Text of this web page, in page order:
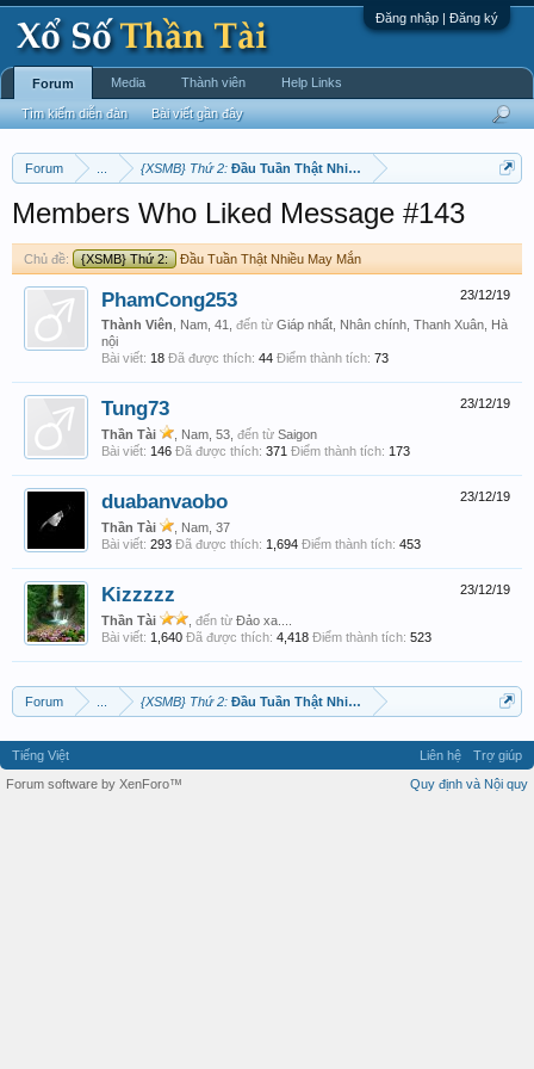
Đăng nhập | Đăng ký
Forum {XSMB} Thứ 2: Đầu Tuần Thật Nhiều May Mắn
Members Who Liked Message #143
Chủ đề: {XSMB} Thứ 2: Đầu Tuần Thật Nhiều May Mắn
23/12/19
PhamCong253
Thành Viên , Nam, 41, đến từ Giáp nhất, Nhân chính, Thanh Xuân, Hà
nội
Bài viết: 18 Đã được thích: 44 Điểm thành tích: 73
23/12/19
Tung73
Thần Tài , Nam, 53, đến từ Saigon
Bài viết: 146 Đã được thích: 371 Điểm thành tích: 173
23/12/19
duabanvaobo
Thần Tài
, Nam, 37
Bài viết: 293 Đã được thích: 1,694 Điểm thành tích: 453
23/12/19
Kizzzzz
Thần Tài đến từ Đảo xa....
Bài viết: 1,640 Đã được thích: 4,418 Điểm thành tích: 523
Forum {XSMB} Thứ 2: Đầu Tuần Thật Nhiều May Mắn
Forum
Tìm kiếm diễn đàn Bài viết gần đây
Media Thành viên Help Links
Tiếng Việt Liên hệ
Trợ giúp
Quy định và Nội quy
Forum software by XenForo™